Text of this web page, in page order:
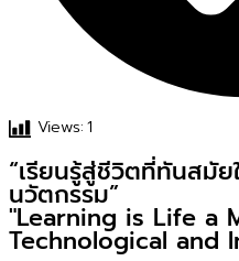
Views:1
“เรียนรู้สู่ชีวิตที่ทันสมัย
นวัตกรรม”
"Learning is Life a
Technological and